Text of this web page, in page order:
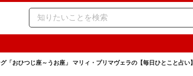
「おひつじ座～うお座」 マリィ・プリマヴェラの【毎日ひとこと占い】